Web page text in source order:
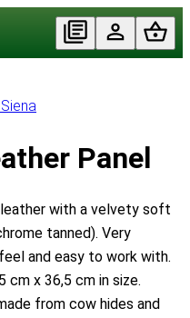
Panel
with a velvety soft
tanned). Very
and easy to work with.
cm x 36,5 cm in size.
from cow hides and